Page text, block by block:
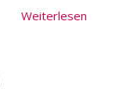
Weiterlesen